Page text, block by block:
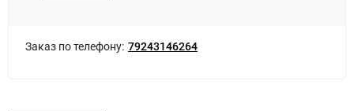
Заказ по телефону: 79243146264